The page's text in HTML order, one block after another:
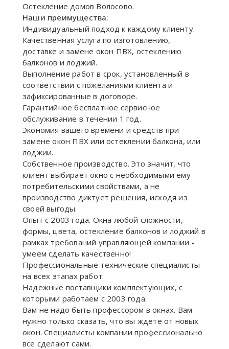
Остекление домов Волосово.
Наши преимущества:
Индивидуальный подход к каждому клиенту.
Качественная услуга по изготовлению,
доставке и замене окон ПВХ, остеклению
балконов и лоджий.
Выполнение работ в срок, установленный в
соответствии с пожеланиями клиента и
зафиксированные в договоре.
Гарантийное бесплатное сервисное
обслуживание в течении 1 год.
Экономия вашего времени и средств при
замене окон ПВХ или остеклении балкона, или
лоджии.
Собственное производство. Это значит, что
клиент выбирает окно с необходимыми ему
потребительскими свойствами, а не
производство диктует решения, исходя из
своей выгоды.
Опыт с 2003 года. Окна любой сложности,
формы, цвета, остекление балконов и лоджий в
рамках требований управляющей компании -
умеем сделать качественно!
Профессиональные технические специалисты
на всех этапах работ.
Надежные поставщики комплектующих, с
которыми работаем с 2003 года.
Вам не надо быть профессором в окнах. Вам
нужно только сказать, что вы ждете от новых
окон. Специалисты компании профессионально
все сделают сами.